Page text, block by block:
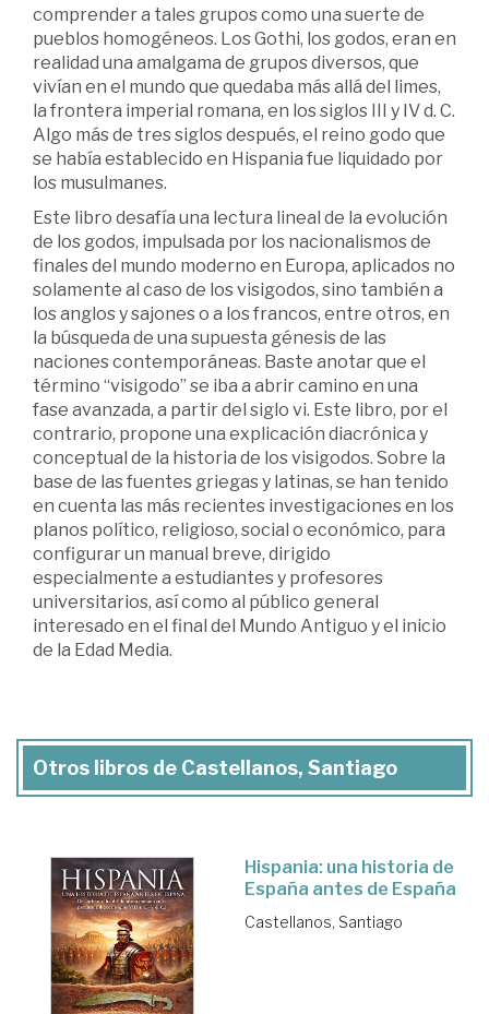
comprender a tales grupos como una suerte de
pueblos homogéneos. Los Gothi, los godos, eran en
realidad una amalgama de grupos diversos, que
vivían en el mundo que quedaba más allá del limes,
la frontera imperial romana, en los siglos III y IV d. C.
Algo más de tres siglos después, el reino godo que
se había establecido en Hispania fue liquidado por
los musulmanes.
Este libro desafía una lectura lineal de la evolución
de los godos, impulsada por los nacionalismos de
finales del mundo moderno en Europa, aplicados no
solamente al caso de los visigodos, sino también a
los anglos y sajones o a los francos, entre otros, en
la búsqueda de una supuesta génesis de las
naciones contemporáneas. Baste anotar que el
término “visigodo” se iba a abrir camino en una
fase avanzada, a partir del siglo vi. Este libro, por el
contrario, propone una explicación diacrónica y
conceptual de la historia de los visigodos. Sobre la
base de las fuentes griegas y latinas, se han tenido
en cuenta las más recientes investigaciones en los
planos político, religioso, social o económico, para
configurar un manual breve, dirigido
especialmente a estudiantes y profesores
universitarios, así como al público general
interesado en el final del Mundo Antiguo y el inicio
de la Edad Media.
Otros libros de Castellanos, Santiago
Hispania: una historia de
España antes de España
Castellanos, Santiago